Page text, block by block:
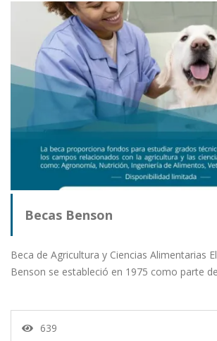
Becas Benson
Beca de Agricultura y Ciencias Alimentarias
Benson se estableció en 1975 como parte
639